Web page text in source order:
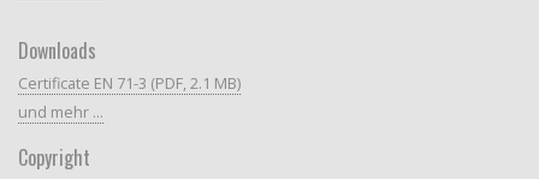
Downloads
Certificate EN 71-3 (PDF, 2.1 MB)
und mehr ...
Copyright